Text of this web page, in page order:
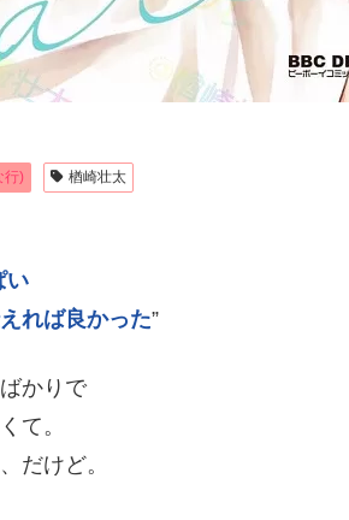
行) 楢崎壮太
い
れば良かった”
かりで
て。
だけど。